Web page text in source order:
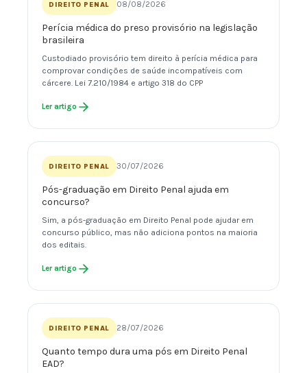
DIREITO PENAL 08/08/2026
Perícia médica do preso provisório na legislação
brasileira
Custodiado provisório tem direito à perícia médica para
comprovar condições de saúde incompatíveis com
cárcere. Lei 7.210/1984 e artigo 318 do CPP
Ler artigo
DIREITO PENAL 30/07/2026
Pós-graduação em Direito Penal ajuda em
concurso?
Sim, a pós-graduação em Direito Penal pode ajudar em
concurso público, mas não adiciona pontos na maioria
dos editais.
Ler artigo
DIREITO PENAL 28/07/2026
Quanto tempo dura uma pós em Direito Penal
EAD?